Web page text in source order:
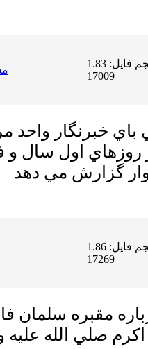
حجم فایل: 1.83 MB | دریافت ها:
17009
خبرنگار واحد
روزهاي اول سال و
حجم فایل: 1.86 MB | دریافت ها:
17269
مقبره سلمان
صلي الله عليه